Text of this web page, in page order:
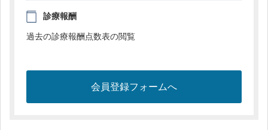
診療報酬
過去の診療報酬点数表の閲覧
会員登録フォームへ